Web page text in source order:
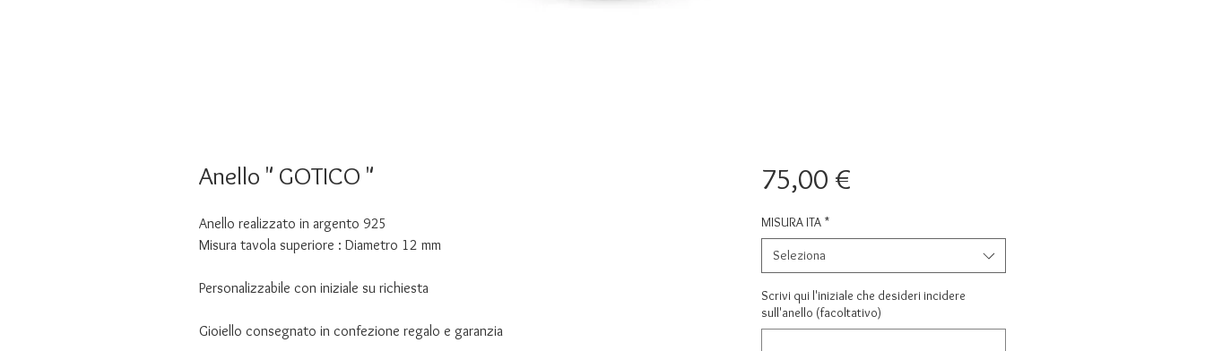
Anello " GOTICO "
Anello realizzato in argento 925
Misura tavola superiore : Diametro 12 mm
Personalizzabile con iniziale su richiesta
Gioiello consegnato in confezione regalo e garanzia
75,00 €Prezzo
MISURA ITA *
Seleziona
Scrivi qui l'iniziale che desideri incidere
sull'anello (facoltativo)